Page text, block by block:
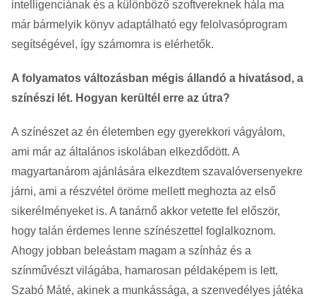
intelligenciának és a különböző szoftvereknek hála ma
már bármelyik könyv adaptálható egy felolvasóprogram
segítségével, így számomra is elérhetők.
A folyamatos változásban mégis állandó a hivatásod, a
színészi lét. Hogyan kerültél erre az útra?
A színészet az én életemben egy gyerekkori vágyálom,
ami már az általános iskolában elkezdődött. A
magyartanárom ajánlására elkezdtem szavalóversenyekre
járni, ami a részvétel öröme mellett meghozta az első
sikerélményeket is. A tanárnő akkor vetette fel először,
hogy talán érdemes lenne színészettel foglalkoznom.
Ahogy jobban beleástam magam a színház és a
színművészt világába, hamarosan példaképem is lett,
Szabó Máté, akinek a munkássága, a szenvedélyes játéka